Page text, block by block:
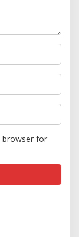
browser for